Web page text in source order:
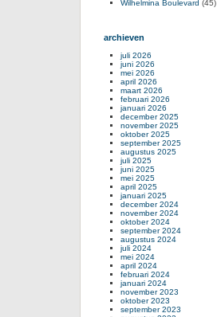
Wilhelmina Boulevard (45)
archieven
juli 2026
juni 2026
mei 2026
april 2026
maart 2026
februari 2026
januari 2026
december 2025
november 2025
oktober 2025
september 2025
augustus 2025
juli 2025
juni 2025
mei 2025
april 2025
januari 2025
december 2024
november 2024
oktober 2024
september 2024
augustus 2024
juli 2024
mei 2024
april 2024
februari 2024
januari 2024
november 2023
oktober 2023
september 2023